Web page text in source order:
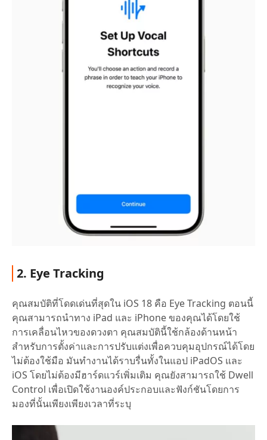
2. Eye Tracking
คุณสมบัติที่โดดเด่นที่สุดใน iOS 18 คือ Eye Tracking ตอนนี้
คุณสามารถนำทาง iPad และ iPhone ของคุณได้โดยใช้
การเคลื่อนไหวของดวงตา คุณสมบัตินี้ใช้กล้องด้านหน้า
สำหรับการตั้งค่าและการปรับแต่งเพื่อควบคุมอุปกรณ์ได้โดย
ไม่ต้องใช้มือ มันทำงานได้ราบรื่นทั้งในแอป iPadOS และ
iOS โดยไม่ต้องมีฮาร์ดแวร์เพิ่มเติม คุณยังสามารถใช้ Dwell
Control เพื่อเปิดใช้งานองค์ประกอบและฟังก์ชันโดยการ
มองที่นั้นเพียงเพียงเวลาที่ระบุ